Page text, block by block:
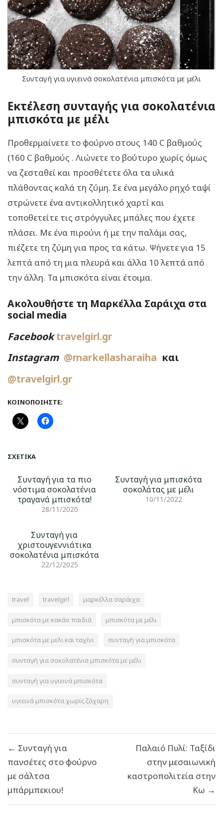
Συνταγή για υγιεινά σοκολατένια μπισκότα με μέλι
Εκτέλεση συνταγής για σοκολατένια
μπισκότα με μέλι
Προθερμαίνετε το φούρνο στους 140 C βαθμούς
(160 C βαθμούς . Λιώνετε το βούτυρο χωρίς όμως
να ζεσταθεί και προσθέτετε όλα τα υλικά
πλάθοντας καλά τη ζύμη. Σε ένα μεγάλο ρηχό ταψί
στρώνετε ένα αντικολλητικό χαρτί και
τοποθετείτε τις στρόγγυλες μπάλες που έχετε
πλάσει. Με ένα πιρούνι ή με την παλάμι σας,
πιέζετε τη ζύμη για προς τα κάτω. Ψήνετε για 15
λεπτά από τη μια πλευρά και άλλα 10 λεπτά από
την άλλη. Τα μπισκότα είναι έτοιμα.
Ακολουθήστε τη Μαρκέλλα Σαράιχα στα
social media
Facebook travelgirl.gr
Instagram @markellasharaiha και
@travelgirl.gr
ΚΟΙΝΟΠΟΙΉΣΤΕ:
ΣΧΕΤΙΚΆ
Συνταγή για τα πιο
νόστιμα σοκολατένια
τραγανά μπισκότα!
28/11/2020
Συνταγή για μπισκότα
σοκολάτας με μέλι
10/11/2022
Συνταγή για
χριστουγεννιάτικα
σοκολατένια μπισκότα
22/12/2025
travel travelgirl μαρκέλλα σαράιχα
μπισκότα με κακάο παιδιά μπισκότα με μέλι
μπισκότα με μελι και ταχίνι συνταγή για μπισκότα
συνταγή για σοκολατένια μπισκότα με μέλι
συνταγή για υγιεινά μπισκότα
υγιεινά μπισκότα χωρίς ζάχαρη
άρθρων
← Συνταγή για
πανσέτες στο φούρνο
με σάλτσα
μπάρμπεκιου!
Παλαιό Πυλί: Ταξίδι
στην μεσαιωνική
καστροπολιτεία στην
Κω →